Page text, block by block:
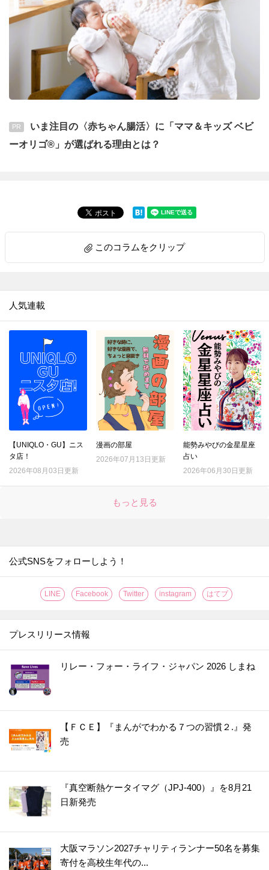
PR
いま注目の〈赤ちゃん腸活〉に「ママ＆キッズ ベビ
ーオリゴ®」が選ばれる理由とは？
このコラムをクリップ
人気連載
【UNIQLO・GU】ニス
タ店！
2026年08月03日更新
漫画の部屋
2026年07月13日更新
能勢みやびの金星星座
占い
2026年06月30日更新
もっと見る
公式SNSをフォローしよう！
LINE Facebook Twitter instagram はてブ
プレスリリース情報
リレー・フォー・ライフ・ジャパン 2026 しまね
【ＦＣＥ】『まんがでわかる７つの習慣２.』発
売
『真空断熱ケータイマグ（JPJ-400）』を8月21
日新発売
大阪マラソン2027チャリティランナー50名を募集
寄付を高校生年代の...